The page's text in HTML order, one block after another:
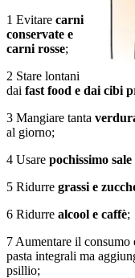
1 Evitare carni
conservate e
carni rosse;
2 Stare lontani
dai fast food e dai cibi
3 Mangiare tanta
al giorno;
4 Usare pochissimo sale
5 Ridurre grassi e
6 Ridurre alcool e caffè;
7 Aumentare il consumo
pasta integrali ma
psillio;